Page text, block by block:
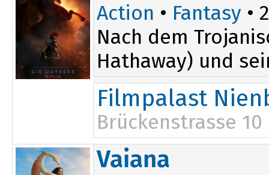
Action • Fantasy •
Nach dem
Hathaway) und
Filmpalast
Brückenstrasse 10
16:00
19:00
Vaiana